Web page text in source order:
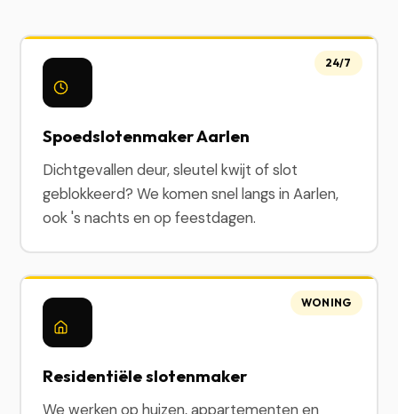
Spoedslotenmaker Aarlen
Dichtgevallen deur, sleutel kwijt of slot
geblokkeerd? We komen snel langs in Aarlen,
ook 's nachts en op feestdagen.
24/7
Residentiële slotenmaker
We werken op huizen, appartementen en
WONING